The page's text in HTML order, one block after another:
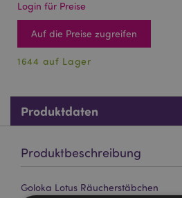
Login für Preise
Auf die Preise zugreifen
1644 auf Lager
Produktdaten
Produktbeschreibung
Goloka Lotus Räucherstäbchen